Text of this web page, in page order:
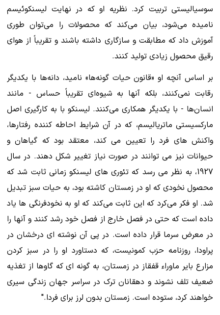
سوسیالیستی تربیت کرد. نظریه او که در نهایت لیسنکوئیسم
نامیده می‌شود، بیان می‌کند که محصولات را می‌توان طوری
آموزش داد که مطابقت و سازگاری داشته باشند و تقریباً از هوای
رقیق محصول زیادی تولید کنند.
بر اساس آنچه او «قانون حیات گونه‌ها» نامید، دانه‌ها با یکدیگر
رقابت نمی‌کنند، بلکه آنها به شیوه‌ای تقریباً حساس - مانند
انسان‌ها - با یکدیگر همکاری می‌کنند. لیسنکو با به کارگیری اصل
مارکسیستی ماتریالیسم، که در آن شرایط احاطه کننده رفتارها،
واکنش های فرد را تعیین می کند، معتقد بود که گیاهان و
حیوانات نیز می توانند در صورت نیاز تغییر شکل دهند. در سال
1927، به نظر می رسد که تئوری های لیسنکو زمانی ثابت شد که
محصول نخودی که او در زمستان کاشته بود، به حیات سبز تبدیل
شد. او فکر می‌کرد که این ثابت می‌کند که او به نخودفرنگی ‌ها یاد
داده است که حتی در فصل خارج از فصل خود رشد کنند و آنها را
در معرض سرما قرار داده است. در پی آن نوشته ای درخشان در
پراودا، روزنامه حزب کمونیست، که دستاورد او را در سبز کردن
مزارع بایر ماوراء قفقاز در زمستان، به گونه ای که گاوها از تغذیه
ضعیف تلف نشوند و دهقانان ترک در سراسر جهان زندگی سیری
خواهند کرد، ستوده است. زمستان بدون لرز برای فردا."